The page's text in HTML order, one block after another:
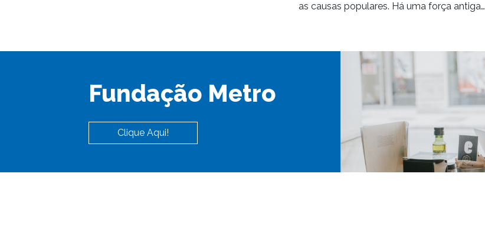
as causas populares. Há uma força antiga…
Fundação Metro
Clique Aqui!